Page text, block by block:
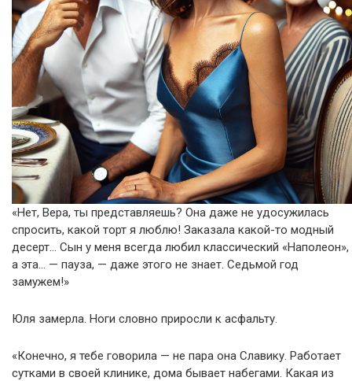
«Нет, Вера, ты представляешь? Она даже не удосужилась
спросить, какой торт я люблю! Заказала какой-то модный
десерт… Сын у меня всегда любил классический «Наполеон»,
а эта… — пауза, — даже этого не знает. Седьмой год
замужем!»
Юля замерла. Ноги словно приросли к асфальту.
«Конечно, я тебе говорила — не пара она Славику. Работает
сутками в своей клинике, дома бывает набегами. Какая из